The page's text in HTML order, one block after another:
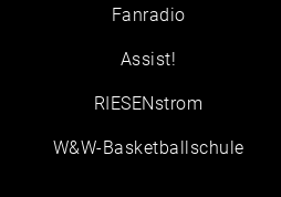
Fanradio
Assist!
RIESENstrom
W&W-Basketballschule